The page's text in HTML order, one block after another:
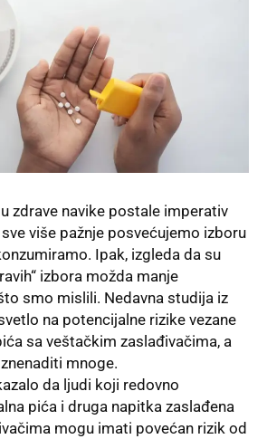
zdrave navike postale imperativ
više pažnje posvećujemo izboru
Ipak, izgleda da su
izbora možda manje
smo mislili. Nedavna studija iz
na potencijalne rizike vezane
sa veštačkim zaslađivačima, a
mnoge.
da ljudi koji redovno
pića i druga napitka zaslađena
mogu imati povećan rizik od